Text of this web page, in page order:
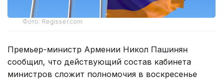
Фото: Regisser.com
Премьер-министр Армении Никол Пашинян
сообщил, что действующий состав кабинета
министров сложит полномочия в воскресенье